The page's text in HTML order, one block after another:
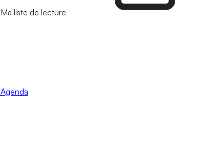
Ma liste de lecture
Agenda